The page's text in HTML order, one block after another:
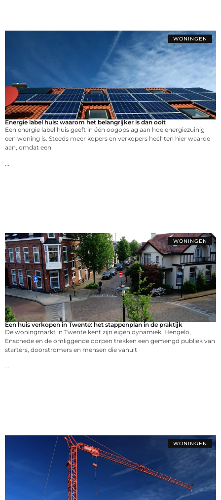
WONINGEN
Energie label huis: waarom het belangrijker is dan ooit
Een energie label huis geeft in één oogopslag aan hoe energiezuinig
een woning is. Steeds meer kopers en verkopers hechten hier waarde
aan, omdat een
WONINGEN
Een huis verkopen in Twente: het stappenplan in de praktijk
De woningmarkt in Twente kent zijn eigen dynamiek. Hengelo,
Enschede en de omliggende dorpen trekken een gemengd publiek van
starters, doorstromers en mensen die vanuit
WONINGEN